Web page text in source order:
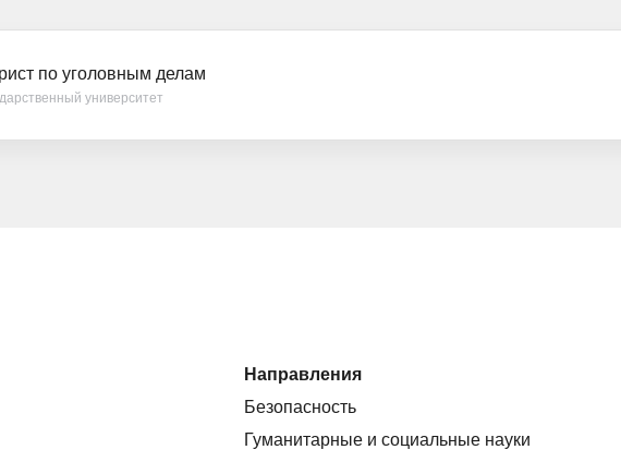
по уголовным делам
университет
Направления
Безопасность
Гуманитарные и социальные науки